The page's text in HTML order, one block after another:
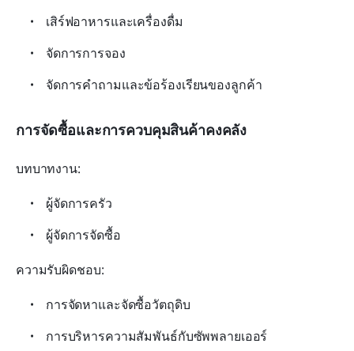
เสิร์ฟอาหารและเครื่องดื่ม
จัดการการจอง
จัดการคำถามและข้อร้องเรียนของลูกค้า
การจัดซื้อและการควบคุมสินค้าคงคลัง
บทบาทงาน:
ผู้จัดการครัว
ผู้จัดการจัดซื้อ
ความรับผิดชอบ:
การจัดหาและจัดซื้อวัตถุดิบ
การบริหารความสัมพันธ์กับซัพพลายเออร์